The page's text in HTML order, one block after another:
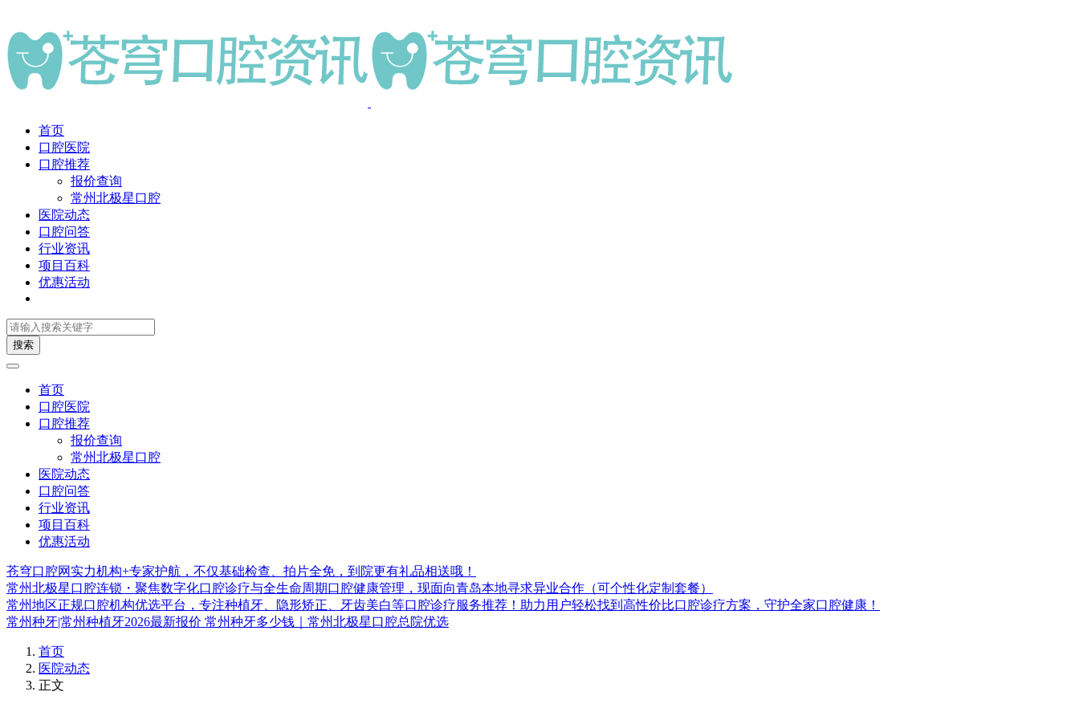
首页
口腔医院
口腔推荐
报价查询
常州北极星口腔
医院动态
口腔问答
行业资讯
项目百科
优惠活动
搜索
首页
口腔医院
口腔推荐
报价查询
常州北极星口腔
医院动态
口腔问答
行业资讯
项目百科
优惠活动
苍穹口腔网实力机构+专家护航，不仅基础检查、拍片全免，到院更有礼品相送哦！
常州北极星口腔连锁・聚焦数字化口腔诊疗与全生命周期口腔健康管理，现面向青岛本地寻求异业合作（可个性化定制套餐）
常州地区正规口腔机构优选平台，专注种植牙、隐形矫正、牙齿美白等口腔诊疗服务推荐！助力用户轻松找到高性价比口腔诊疗方案，守护全家口腔健康！
常州种牙|常州种植牙2026最新报价 常州种牙多少钱｜常州北极星口腔总院优选
首页
医院动态
正文